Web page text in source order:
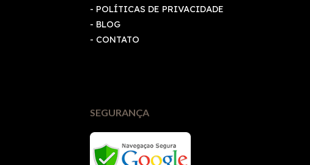
- POLÍTICAS DE PRIVACIDADE
- BLOG
- CONTATO
SEGURANÇA